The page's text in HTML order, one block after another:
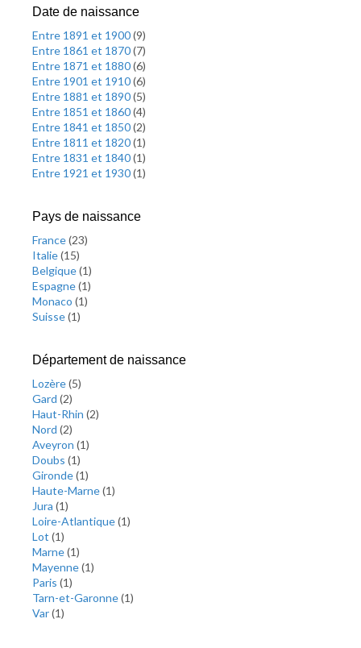
Date de naissance
Entre 1891 et 1900(9)
Entre 1861 et 1870(7)
Entre 1871 et 1880(6)
Entre 1901 et 1910(6)
Entre 1881 et 1890(5)
Entre 1851 et 1860(4)
Entre 1841 et 1850(2)
Entre 1811 et 1820(1)
Entre 1831 et 1840(1)
Entre 1921 et 1930(1)
Pays de naissance
France(23)
Italie(15)
Belgique(1)
Espagne(1)
Monaco (1)
Suisse(1)
Département de naissance
Lozère(5)
Gard (2)
Haut-Rhin (2)
Nord (2)
Aveyron (1)
Doubs (1)
Gironde(1)
Haute-Marne(1)
Jura (1)
Loire-Atlantique(1)
Lot (1)
Marne(1)
Mayenne(1)
Paris (1)
Tarn-et-Garonne(1)
Var(1)